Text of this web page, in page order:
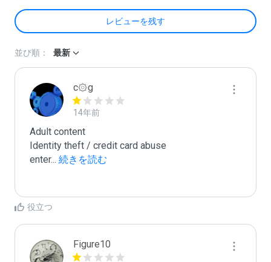
レビューを残す
並び順： 最新
c۞g
14年前
Adult content
Identity theft / credit card abuse
enter... 続きを読む
役立つ
Figure10